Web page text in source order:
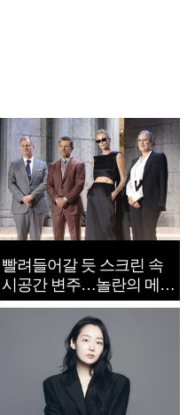
빨려들어갈 듯 스크린 속
시공간 변주…놀란의 메시
지는 ‘전쟁 속죄’